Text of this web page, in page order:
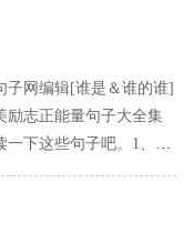
句子3、平胸…
子网编辑[谁是＆谁的谁]
励志正能量句子大全集
一下这些句子吧。1、开
想试着去罚球线多一
的决策和限制你的